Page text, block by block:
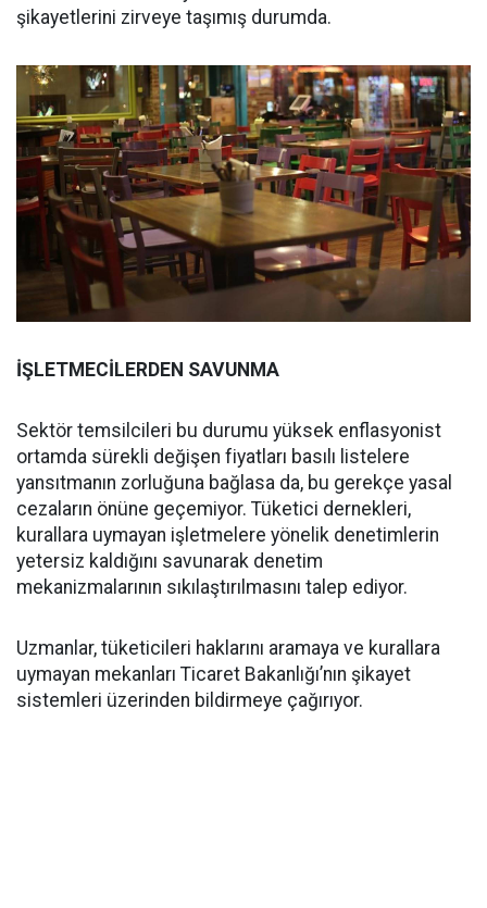
şikayetlerini zirveye taşımış durumda.
İŞLETMECİLERDEN SAVUNMA
Sektör temsilcileri bu durumu yüksek enflasyonist
ortamda sürekli değişen fiyatları basılı listelere
yansıtmanın zorluğuna bağlasa da, bu gerekçe yasal
cezaların önüne geçemiyor. Tüketici dernekleri,
kurallara uymayan işletmelere yönelik denetimlerin
yetersiz kaldığını savunarak denetim
mekanizmalarının sıkılaştırılmasını talep ediyor.
Uzmanlar, tüketicileri haklarını aramaya ve kurallara
uymayan mekanları Ticaret Bakanlığı’nın şikayet
sistemleri üzerinden bildirmeye çağırıyor.